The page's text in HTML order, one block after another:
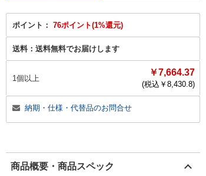
ポイント： 76ポイント(1%還元)
送料： 送料無料でお届けします
1個以上
￥7,664.37
(税込￥ 8,430.8)
納期・仕様・代替品のお問合せ
商品概要・商品スペック